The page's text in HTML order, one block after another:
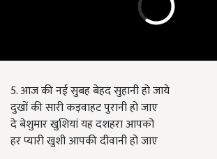
5. आज की नई सुबह बेहद सुहानी हो जाये
दुखों की सारी कड़वाहट पुरानी हो जाए
दे बेशुमार खुशियां यह दशहरा आपको
हर प्यारी खुशी आपकी दीवानी हो जाए